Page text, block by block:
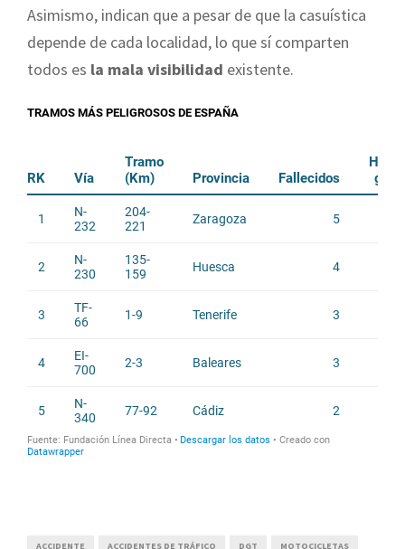
Asimismo, indican que a pesar de que la casuística
depende de cada localidad, lo que sí comparten
todos es la mala visibilidad existente.
ACCIDENTE ACCIDENTES DE TRÁFICO DGT MOTOCICLETAS